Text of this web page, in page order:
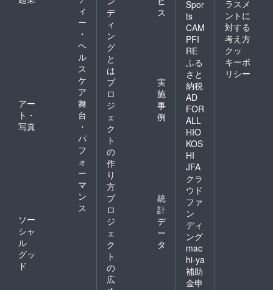
ィ
ー
・
ヘ
ル
ス
ケ
ア
アー
ト・
写真
舞
台
・
パ
フ
ォ
ー
マ
ン
ス
ソー
シャ
ル
グッ
ド
デ
ィ
ン
グ
と
は
ス
プ
ロ
ジ
ェ
ク
ト
の
作
り
方
実
施
事
例
プ
ロ
ジ
ェ
ク
ト
の
広
統
計
デ
ー
タ
Spor
ts
CAM
PFI
RE
ふる
さと
納税
AD
FOR
ALL
HIO
KOS
HI
JFA
クラ
ウド
ファ
ン
ディ
ング
mac
hi-ya
補助
金申
ラスメ
ントに
対する
考え方
クッ
キーポ
リシー